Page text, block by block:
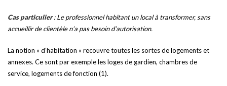
Cas particulier: Le professionnel habitant un local à transformer, sans
accueillir de clientèle n’a pas besoin d’autorisation.
La notion « d’habitation » recouvre toutes les sortes de logements et
annexes. Ce sont par exemple les loges de gardien, chambres de
service, logements de fonction (1).